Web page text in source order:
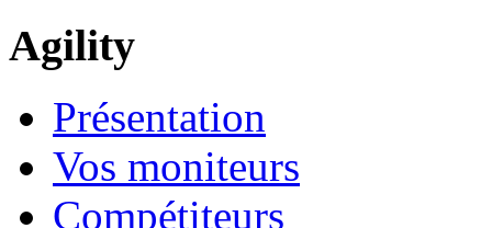
Agility
Présentation
Vos moniteurs
Compétiteurs